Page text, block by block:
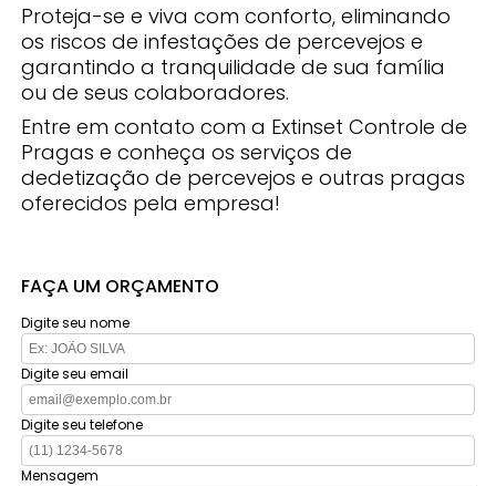
Proteja-se e viva com conforto, eliminando
os riscos de infestações de percevejos e
garantindo a tranquilidade de sua família
ou de seus colaboradores.
Entre em contato com a Extinset Controle de
Pragas e conheça os serviços de
dedetização de percevejos e outras pragas
oferecidos pela empresa!
FAÇA UM ORÇAMENTO
Digite seu nome
Digite seu email
Digite seu telefone
Mensagem